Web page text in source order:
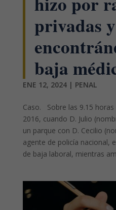
privadas y
baja
ENE 12, 2024| PENAL
Caso. Sobre las 9.15
2016, cuando D. Julio
un parque con D. Cecilio
agente de policía nacional,
de baja laboral, mientras